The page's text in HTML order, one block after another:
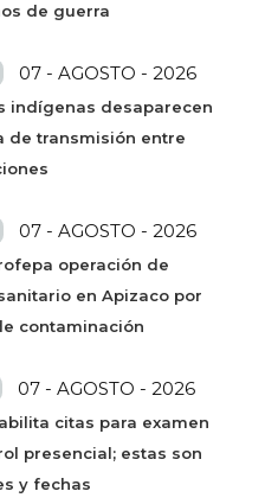
de guerra
07 - AGOSTO - 2026
indígenas desaparecen
de transmisión entre
07 - AGOSTO - 2026
operación de
en Apizaco por
contaminación
07 - AGOSTO - 2026
citas para examen
presencial; estas son
y fechas